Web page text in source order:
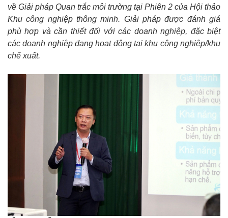
về Giải pháp Quan trắc môi trường tại Phiên 2 của Hội thảo
Khu công nghiệp thông minh. Giải pháp được đánh giá
phù hợp và cần thiết đối với các doanh nghiệp, đặc biệt
các doanh nghiệp đang hoạt động tại khu công nghiệp/khu
chế xuất.